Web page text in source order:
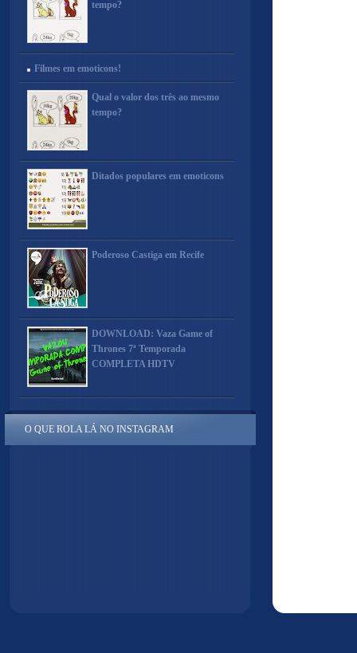
tempo?
Filmes em emoticons!
Qual o valor dos três ao mesmo
tempo?
Ditados populares em emoticons
Poderoso Castiga em Recife
DOWNLOAD: Vaza Game of
Thrones 7ª Temporada
COMPLETA HDTV
O QUE ROLA LÁ NO INSTAGRAM